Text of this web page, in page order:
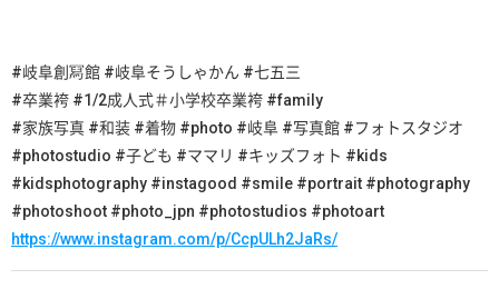
#岐阜創冩館 #岐阜そうしゃかん #七五三
#卒業袴 #1/2成人式＃小学校卒業袴 #family
#家族写真 #和装 #着物 #photo #岐阜 #写真館 #フォトスタジオ
#photostudio #子ども #ママリ #キッズフォト #kids
#kidsphotography #instagood #smile #portrait #photography
#photoshoot #photo_jpn #photostudios #photoart
https://www.instagram.com/p/CcpULh2JaRs/